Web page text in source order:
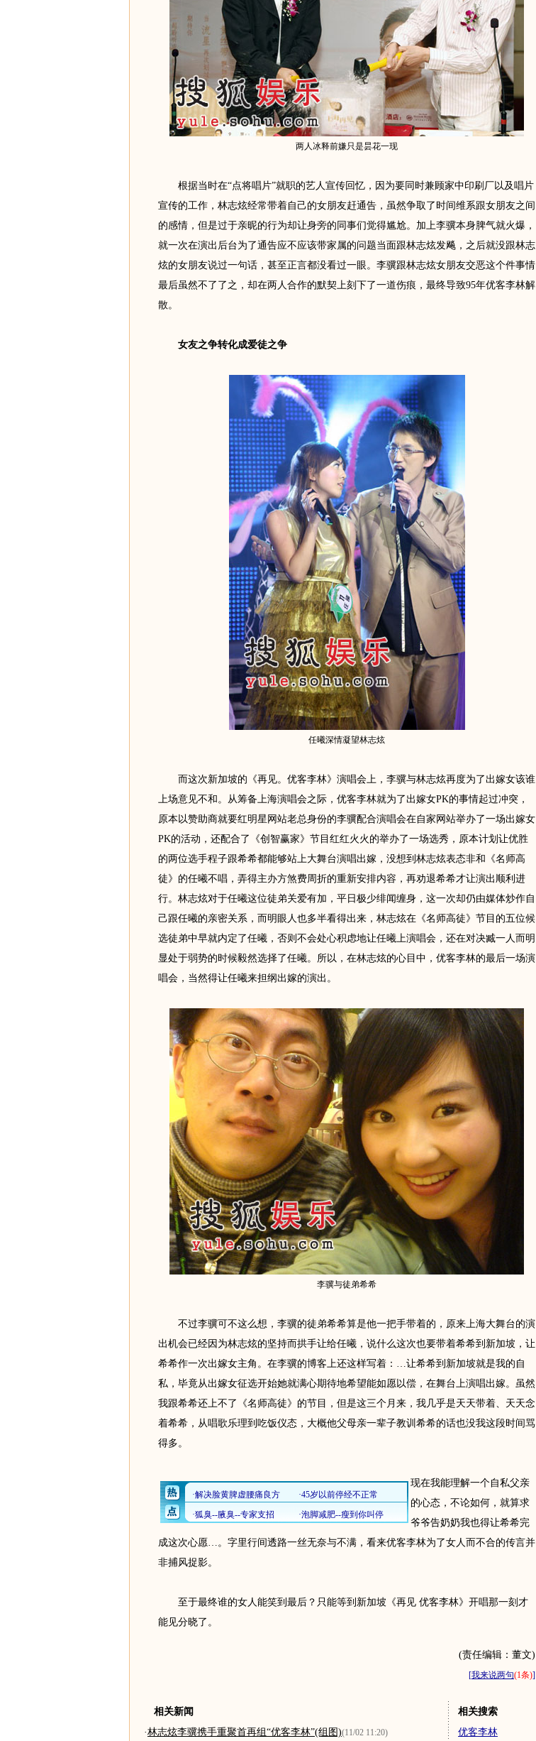
两人冰释前嫌只是昙花一现
根据当时在“点将唱片”就职的艺人宣传回忆，因为要同时兼顾家中印刷厂以及唱片
宣传的工作，林志炫经常带着自己的女朋友赶通告，虽然争取了时间维系跟女朋友之间
的感情，但是过于亲昵的行为却让身旁的同事们觉得尴尬。加上李骥本身脾气就火爆，
就一次在演出后台为了通告应不应该带家属的问题当面跟林志炫发飚，之后就没跟林志
炫的女朋友说过一句话，甚至正言都没看过一眼。李骥跟林志炫女朋友交恶这个件事情
最后虽然不了了之，却在两人合作的默契上刻下了一道伤痕，最终导致95年优客李林解
散。
女友之争转化成爱徒之争
任曦深情凝望林志炫
而这次新加坡的《再见。优客李林》演唱会上，李骥与林志炫再度为了出嫁女该谁
上场意见不和。从筹备上海演唱会之际，优客李林就为了出嫁女PK的事情起过冲突，
原本以赞助商就要红明星网站老总身份的李骥配合演唱会在自家网站举办了一场出嫁女
PK的活动，还配合了《创智赢家》节目红红火火的举办了一场选秀，原本计划让优胜
的两位选手程子跟希希都能够站上大舞台演唱出嫁，没想到林志炫表态非和《名师高
徒》的任曦不唱，弄得主办方煞费周折的重新安排内容，再劝退希希才让演出顺利进
行。林志炫对于任曦这位徒弟关爱有加，平日极少绯闻缠身，这一次却仍由媒体炒作自
己跟任曦的亲密关系，而明眼人也多半看得出来，林志炫在《名师高徒》节目的五位候
选徒弟中早就内定了任曦，否则不会处心积虑地让任曦上演唱会，还在对决臧一人而明
显处于弱势的时候毅然选择了任曦。所以，在林志炫的心目中，优客李林的最后一场演
唱会，当然得让任曦来担纲出嫁的演出。
李骥与徒弟希希
不过李骥可不这么想，李骥的徒弟希希算是他一把手带着的，原来上海大舞台的演
出机会已经因为林志炫的坚持而拱手让给任曦，说什么这次也要带着希希到新加坡，让
希希作一次出嫁女主角。在李骥的博客上还这样写着：…让希希到新加坡就是我的自
私，毕竟从出嫁女征选开始她就满心期待地希望能如愿以偿，在舞台上演唱出嫁。虽然
我跟希希还上不了《名师高徒》的节目，但是这三个月来，我几乎是天天带着、天天念
着希希，从唱歌乐理到吃饭仪态，大概他父母亲一辈子教训希希的话也没我这段时间骂
得多。
现在我能理解一个自私父亲
的心态，不论如何，就算求
爷爷告奶奶我也得让希希完
成这次心愿…。字里行间透路一丝无奈与不满，看来优客李林为了女人而不合的传言并
非捕风捉影。
至于最终谁的女人能笑到最后？只能等到新加坡《再见 优客李林》开唱那一刻才
能见分晓了。
(责任编辑：董文)
[我来说两句(1条)]
相关新闻
·林志炫李骥携手重聚首再组“优客李林”(组图)(11/02 11:20)
相关搜索
优客李林